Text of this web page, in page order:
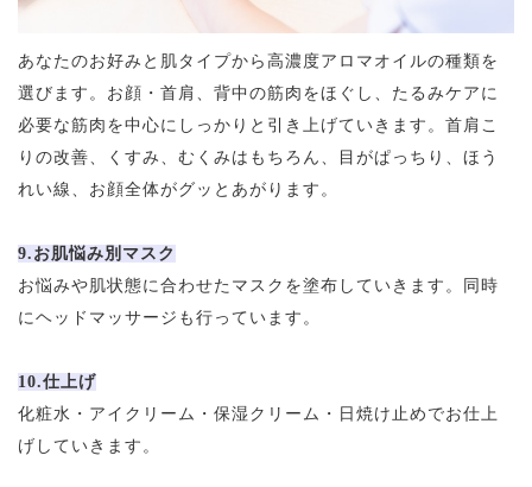
あなたのお好みと肌タイプから高濃度アロマオイルの種類を
選びます。お顔・首肩、背中の筋肉をほぐし、たるみケアに
必要な筋肉を中心にしっかりと引き上げていきます。首肩こ
りの改善、くすみ、むくみはもちろん、目がぱっちり、ほう
れい線、お顔全体がグッとあがります。
9.お肌悩み別マスク
お悩みや肌状態に合わせたマスクを塗布していきます。同時
にヘッドマッサージも行っています。
10.仕上げ
化粧水・アイクリーム・保湿クリーム・日焼け止めでお仕上
げしていきます。